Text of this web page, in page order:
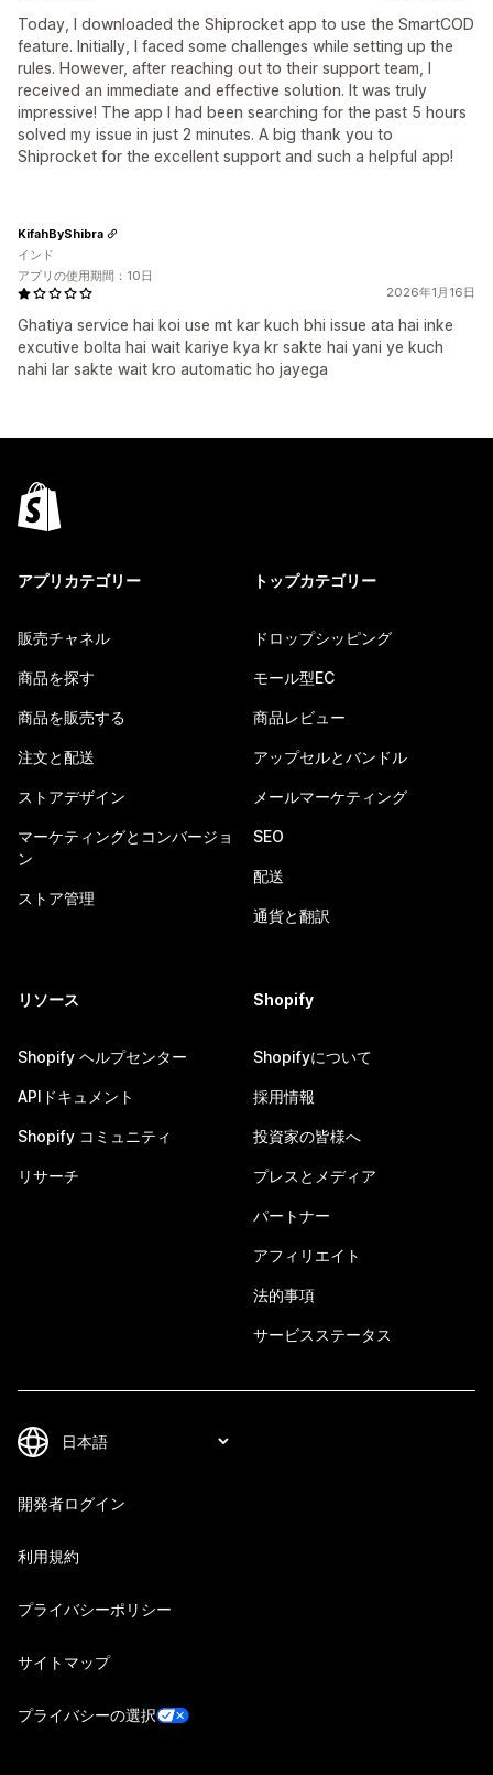
Today, I downloaded the Shiprocket app to use the SmartCOD
feature. Initially, I faced some challenges while setting up the
rules. However, after reaching out to their support team, I
received an immediate and effective solution. It was truly
impressive! The app I had been searching for the past 5 hours
solved my issue in just 2 minutes. A big thank you to
Shiprocket for the excellent support and such a helpful app!
2026年1月16日
Ghatiya service hai koi use mt kar kuch bhi issue ata hai inke
excutive bolta hai wait kariye kya kr sakte hai yani ye kuch
nahi lar sakte wait kro automatic ho jayega
KifahByShibra
インド
アプリの使用期間：10日
アプリカテゴリー
販売チャネル
商品を探す
商品を販売する
注文と配送
ストアデザイン
マーケティングとコンバージョ
ン
ストア管理
トップカテゴリー
ドロップシッピング
モール型EC
商品レビュー
アップセルとバンドル
メールマーケティング
SEO
配送
通貨と翻訳
リソース
Shopify ヘルプセンター
APIドキュメント
Shopify コミュニティ
リサーチ
Shopify
Shopifyについて
採用情報
投資家の皆様へ
プレスとメディア
パートナー
アフィリエイト
法的事項
サービスステータス
開発者ログイン
利用規約
プライバシーポリシー
サイトマップ
プライバシーの選択